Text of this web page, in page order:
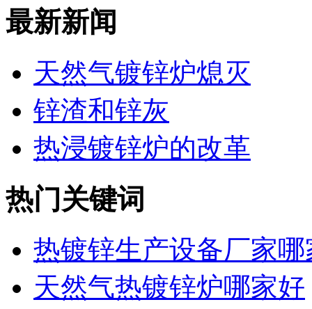
最新新闻
天然气镀锌炉熄灭
锌渣和锌灰
热浸镀锌炉的改革
热门关键词
热镀锌生产设备厂家哪
天然气热镀锌炉哪家好